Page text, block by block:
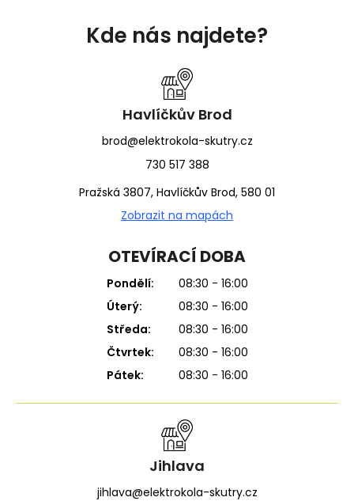
Kde nás najdete?
Havlíčkův Brod
brod@elektrokola-skutry.cz
730 517 388
Pražská 3807, Havlíčkův Brod, 580 01
Zobrazit na mapách
OTEVÍRACÍ DOBA
Pondělí:
08:30 - 16:00
Úterý:
08:30 - 16:00
Středa:
08:30 - 16:00
Čtvrtek:
08:30 - 16:00
Pátek:
08:30 - 16:00
Jihlava
jihlava@elektrokola-skutry.cz